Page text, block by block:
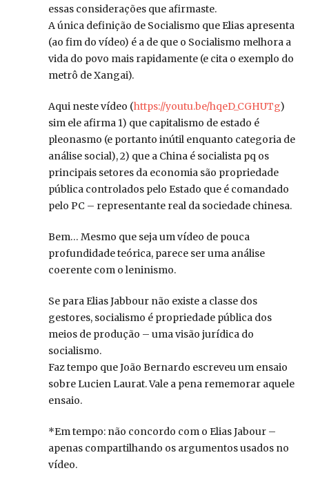
essas considerações que afirmaste.
A única definição de Socialismo que Elias apresenta
(ao fim do vídeo) é a de que o Socialismo melhora a
vida do povo mais rapidamente (e cita o exemplo do
metrô de Xangai).
Aqui neste vídeo (https://youtu.be/hqeD_CGHUTg)
sim ele afirma 1) que capitalismo de estado é
pleonasmo (e portanto inútil enquanto categoria de
análise social), 2) que a China é socialista pq os
principais setores da economia são propriedade
pública controlados pelo Estado que é comandado
pelo PC – representante real da sociedade chinesa.
Bem… Mesmo que seja um vídeo de pouca
profundidade teórica, parece ser uma análise
coerente com o leninismo.
Se para Elias Jabbour não existe a classe dos
gestores, socialismo é propriedade pública dos
meios de produção – uma visão jurídica do
socialismo.
Faz tempo que João Bernardo escreveu um ensaio
sobre Lucien Laurat. Vale a pena rememorar aquele
ensaio.
*Em tempo: não concordo com o Elias Jabour –
apenas compartilhando os argumentos usados no
vídeo.